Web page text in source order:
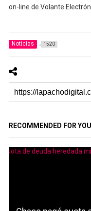
on-line de Volante
Noticias 1520
RECOMMENDED FOR YOU